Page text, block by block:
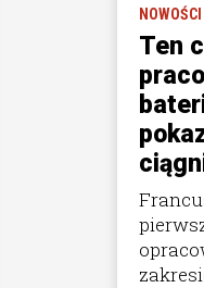
NOWOŚCI
Ten